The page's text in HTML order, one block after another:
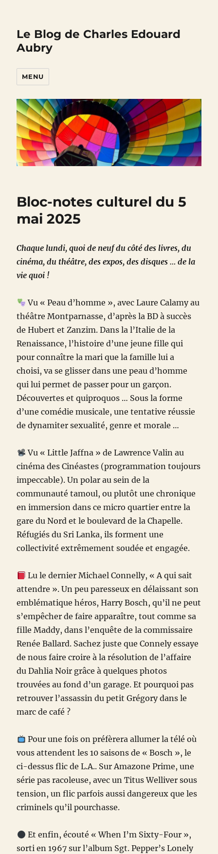
Le Blog de Charles Edouard
Aubry
MENU
Bloc-notes culturel du 5
mai 2025
Chaque lundi, quoi de neuf du côté des livres, du
cinéma, du théâtre, des expos, des disques … de la
vie quoi !
Vu « Peau d’homme », avec Laure Calamy au
théâtre Montparnasse, d’après la BD à succès
de Hubert et Zanzim. Dans la l’Italie de la
Renaissance, l’histoire d’une jeune fille qui
pour connaître la mari que la famille lui a
choisi, va se glisser dans une peau d’homme
qui lui permet de passer pour un garçon.
Découvertes et quiproquos … Sous la forme
d’une comédie musicale, une tentative réussie
de dynamiter sexualité, genre et morale …
Vu « Little Jaffna » de Lawrence Valin au
cinéma des Cinéastes (programmation toujours
impeccable). Un polar au sein de la
communauté tamoul, ou plutôt une chronique
en immersion dans ce micro quartier entre la
gare du Nord et le boulevard de la Chapelle.
Réfugiés du Sri Lanka, ils forment une
collectivité extrêmement soudée et engagée.
Lu le dernier Michael Connelly, « A qui sait
attendre ». Un peu paresseux en délaissant son
emblématique héros, Harry Bosch, qu’il ne peut
s’empêcher de faire apparaître, tout comme sa
fille Maddy, dans l’enquête de la commissaire
Renée Ballard. Sachez juste que Connely essaye
de nous faire croire à la résolution de l’affaire
du Dahlia Noir grâce à quelques photos
trouvées au fond d’un garage. Et pourquoi pas
retrouver l’assassin du petit Grégory dans le
marc de café ?
Pour une fois on préfèrera allumer la télé où
vous attendent les 10 saisons de « Bosch », le
ci-dessus flic de L.A.. Sur Amazone Prime, une
série pas racoleuse, avec un Titus Welliver sous
tension, un flic parfois aussi dangereux que les
criminels qu’il pourchasse.
Et enfin, écouté « When I’m Sixty-Four »,
sorti en 1967 sur l’album Sgt. Pepper’s Lonely